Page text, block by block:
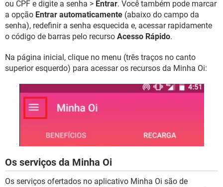
ou CPF e digite a senha > Entrar. Você também pode marcar
a opção Entrar automaticamente (abaixo do campo da
senha), redefinir a senha esquecida e, acessar rapidamente
o código de barras pelo recurso Acesso Rápido.
Na página inicial, clique no menu (três traços no canto
superior esquerdo) para acessar os recursos da Minha Oi:
Os serviços da Minha Oi
Os serviços ofertados no aplicativo Minha Oi são de